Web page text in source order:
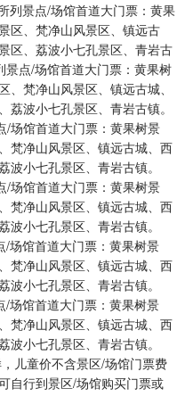
列景点/场馆首道大门票：黄果
区、梵净山风景区、镇远古
区、荔波小七孔景区、青岩古
景点/场馆首道大门票：黄果树
梵净山风景区、镇远古城、
波小七孔景区、青岩古镇。
/场馆首道大门票：黄果树景
梵净山风景区、镇远古城、西
小七孔景区、青岩古镇。
/场馆首道大门票：黄果树景
梵净山风景区、镇远古城、西
小七孔景区、青岩古镇。
/场馆首道大门票：黄果树景
梵净山风景区、镇远古城、西
小七孔景区、青岩古镇。
/场馆首道大门票：黄果树景
梵净山风景区、镇远古城、西
小七孔景区、青岩古镇。
儿童价不含景区/场馆门票费
自行到景区/场馆购买门票或